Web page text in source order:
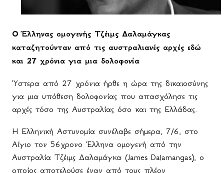
Ο Έλληνας ομογενής Τζέιμς Δαλαμάγκας
καταζητούνταν από τις αυστραλιανές αρχές εδώ
και 27 χρόνια για μια δολοφονία
Ύστερα από 27 χρόνια ήρθε η ώρα της δικαιοσύνης
για μια υπόθεση δολοφονίας που απασχόλησε τις
αρχές τόσο της Αυστραλίας όσο και της Ελλάδας.
Η Ελληνική Αστυνομία συνέλαβε σήμερα, 7/6, στο
Αίγιο τον 56χρονο Έλληνα ομογενή από την
Αυστραλία Τζέιμς Δαλαμάγκα (James Dalamangas), ο
οποίος αποτελούσε έναν από τους πλέον